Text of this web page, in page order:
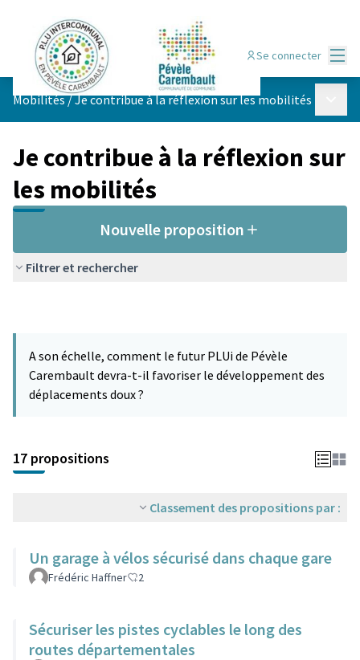
Se connecter
Mobilités/Je contribue à la réflexion sur les mobilités
Je contribue à la réflexion sur
les mobilités
Nouvelle proposition
Filtrer et rechercher
A son échelle, comment le futur PLUi de Pévèle
Carembault devra-t-il favoriser le développement des
déplacements doux ?
17 propositions
Classement des propositions par :
Un garage à vélos sécurisé dans chaque gare
Frédéric Haffner 2
Sécuriser les pistes cyclables le long des
routes départementales